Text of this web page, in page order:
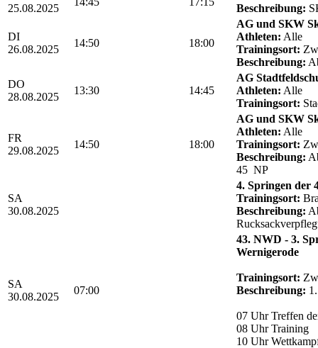
25.08.2025
Beschreibung:
DI
26.08.2025
14:50 18:00
AG und SKW
Athleten: Alle
Trainingsort:
Beschreibung:
DO
28.08.2025
13:30 14:45
AG
Athleten: Alle
Trainingsort:
FR
29.08.2025
14:50 18:00
AG und SKW
Athleten: Alle
Trainingsort:
Beschreibung:
45 NP
SA
30.08.2025
4. Springen der
Trainingsort:
Beschreibung:
SA
30.08.2025
07:00
43. NWD - 3.
Wernigerode
Trainingsort:
Beschreibung:
07 Uhr Treffen
08 Uhr Training
10 Uhr